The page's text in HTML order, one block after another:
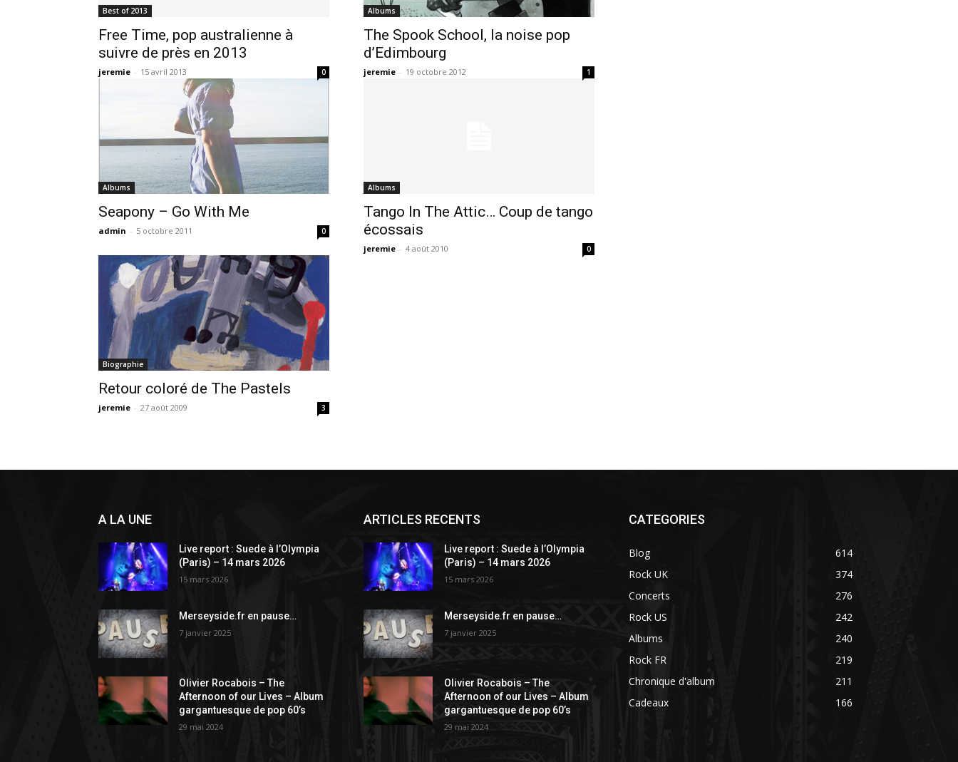
Best of 2013
Free Time, pop australienne à
suivre de près en 2013
jeremie - 15 avril 2013 0
Albums
The Spook School, la noise pop
d’Edimbourg
jeremie - 19 octobre 2012 1
Albums
Seapony – Go With Me
admin - 5 octobre 2011 0
Albums
Tango In The Attic… Coup de tango
écossais
jeremie - 4 août 2010 0
Biographie
Retour coloré de The Pastels
jeremie - 27 août 2009 3
A LA UNE
Live report : Suede à l’Olympia
(Paris) – 14 mars 2026
15 mars 2026
Merseyside.fr en pause…
7 janvier 2025
Olivier Rocabois – The
Afternoon of our Lives – Album
gargantuesque de pop 60’s
29 mai 2024
ARTICLES RECENTS
Live report : Suede à l’Olympia
(Paris) – 14 mars 2026
15 mars 2026
Merseyside.fr en pause…
7 janvier 2025
Olivier Rocabois – The
Afternoon of our Lives – Album
gargantuesque de pop 60’s
29 mai 2024
CATEGORIES
Blog
614
Rock UK
374
Concerts
276
Rock US
242
Albums
240
Rock FR
219
Chronique d'album
211
Cadeaux
166